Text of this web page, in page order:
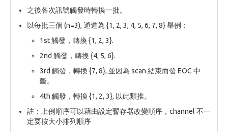
之後各次訊號觸發時轉換一批。
以每批三個 (n=3), 通道為 {1, 2, 3, 4, 5, 6, 7, 8} 舉例：
1st 觸發，轉換 {1, 2, 3}.
2nd 觸發，轉換 {4, 5, 6}.
3rd 觸發，轉換 {7, 8}, 並因為 scan 結束而發 EOC 中
斷。
4th 觸發，轉換 {1, 2, 3}, 以此類推。
註：上例順序可以藉由設定暫存器改變順序，channel 不一
定要按大小排列順序